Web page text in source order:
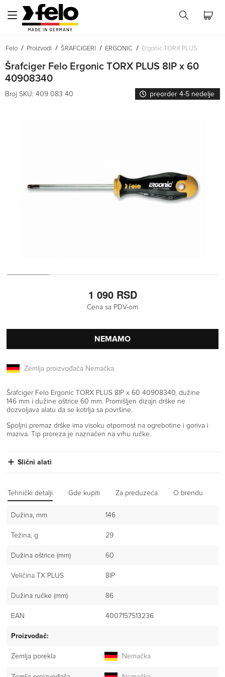
Felo Proizvodi ŠRAFCIGERI ERGONIC Ergonic TORX PLUS
Šrafciger Felo Ergonic TORX PLUS 8IP x 60
40908340
Broj SKU: 409 083 40 preorder 4-5 nedelje
1 090 RSD
Cena sa PDV-om
NEMAMO
Zemlja proizvođača Nemačka
Šrafciger Felo Ergonic TORX PLUS 8IP x 60 40908340, dužine
146 mm i dužine oštrice 60 mm. Promišljen dizajn drške ne
dozvoljava alatu da se kotrlja sa površine.
Spoljni premaz drške ima visoku otpornost na ogrebotine i goriva i
maziva. Tip proreza je naznačen na vrhu ručke.
Slični alati
Tehnički detalji Gde kupiti Za preduzeća O brendu
Dužina, mm 146
Težina, g 29
Dužina oštrice (mm) 60
Veličina TX PLUS 8IP
Dužina ručke (mm) 86
EAN 4007157513236
Proizvođač:
Zemlja porekla Nemačka